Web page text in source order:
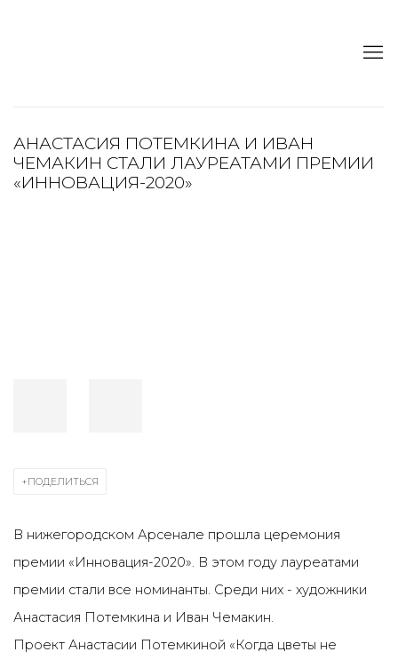
АНАСТАСИЯ ПОТЕМКИНА И ИВАН
ЧЕМАКИН СТАЛИ ЛАУРЕАТАМИ ПРЕМИИ
«ИННОВАЦИЯ-2020»
ПОДЕЛИТЬСЯ
В нижегородском Арсенале прошла церемония
премии «Инновация-2020». В этом году лауреатами
премии стали все номинанты. Среди них - художники
Анастасия Потемкина и Иван Чемакин.
Проект Анастасии Потемкиной «Когда цветы не